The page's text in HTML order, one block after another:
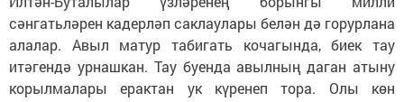
сәнгатьләрен кадерләп саклаулары белән дә горурлана
алалар. Авыл матур табигать кочагында, биек тау
итәгендә урнашкан. Тау буенда авылның даган атыну
корылмалары ерактан ук күренеп тора. Олы көн